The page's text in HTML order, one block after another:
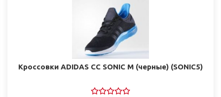
Кроссовки ADIDAS CC SONIC M (черные) (SONIC5)